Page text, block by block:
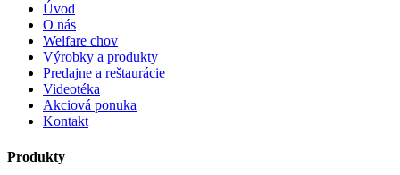
Úvod
O nás
Welfare chov
Výrobky a produkty
Predajne a reštaurácie
Videotéka
Akciová ponuka
Kontakt
Produkty